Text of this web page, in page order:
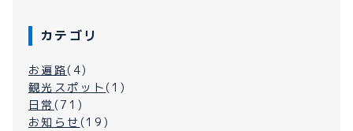
カテゴリ
お遍路(4)
観光スポット (1)
日常 (71)
お知らせ (19)